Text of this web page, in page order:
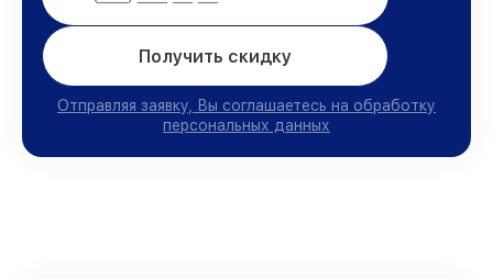
Получить скидку
Отправляя заявку, Вы соглашаетесь на обработку
персональных данных